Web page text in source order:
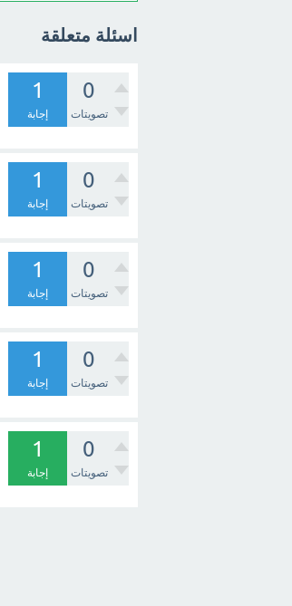
اسئلة متعلقة
0
تصويتات
1
إجابة
0
تصويتات
1
إجابة
0
تصويتات
1
إجابة
0
تصويتات
1
إجابة
0
تصويتات
1
إجابة